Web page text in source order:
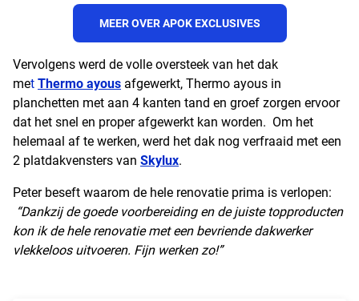
MEER OVER APOK EXCLUSIVES
Vervolgens werd de volle oversteek van het dak
met Thermo ayous afgewerkt, Thermo ayous in
planchetten met aan 4 kanten tand en groef zorgen ervoor
dat het snel en proper afgewerkt kan worden. Om het
helemaal af te werken, werd het dak nog verfraaid met een
2 platdakvensters van Skylux.
Peter beseft waarom de hele renovatie prima is verlopen:
“Dankzij de goede voorbereiding en de juiste topproducten
kon ik de hele renovatie met een bevriende dakwerker
vlekkeloos uitvoeren. Fijn werken zo!”